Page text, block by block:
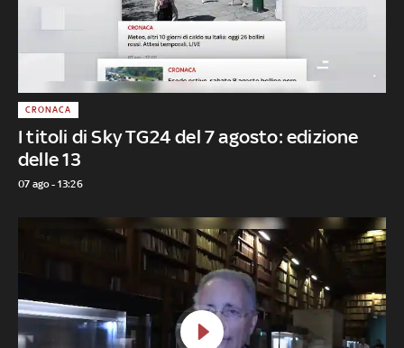
I titoli di Sky TG24 del 7 agosto: edizione
delle 13
CRONACA
07 ago - 13:26